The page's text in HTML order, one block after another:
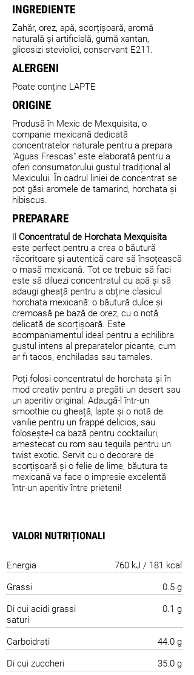
INGREDIENTE
Zahăr, orez, apă, scorțișoară, aromă
naturală și artificială, gumă xantan,
glicosizi steviolici, conservant E211.
ALERGENI
Poate conține LAPTE
ORIGINE
Produsă în Mexic de Mexquisita, o
companie mexicană dedicată
concentratelor naturale pentru a prepara
"Aguas Frescas" este elaborată pentru a
oferi consumatorului gustul tradițional al
Mexicului. În cadrul liniei de concentrat se
pot găsi aromele de tamarind, horchata și
hibiscus.
PREPARARE
Il Concentratul de Horchata Mexquisita
este perfect pentru a crea o băutură
răcoritoare și autentică care să însoțească
o masă mexicană. Tot ce trebuie să faci
este să diluezi concentratul cu apă și să
adaugi gheață pentru a obține clasicul
horchata mexicană: o băutură dulce și
cremoasă pe bază de orez, cu o notă
delicată de scorțișoară. Este
acompaniamentul ideal pentru a echilibra
gustul intens al preparatelor picante, cum
ar fi tacos, enchiladas sau tamales.
Poți folosi concentratul de horchata și în
mod creativ pentru a pregăti un desert sau
un aperitiv original. Adaugă-l într-un
smoothie cu gheață, lapte și o notă de
vanilie pentru un frappé delicios, sau
folosește-l ca bază pentru cocktailuri,
amestecat cu rom sau tequila pentru un
twist exotic. Servit cu o decorare de
scorțișoară și o felie de lime, băutura ta
mexicană va face o impresie excelentă
într-un aperitiv între prieteni!
VALORI NUTRIȚIONALI
Energia
760 kJ / 181 kcal
Grassi
0.5 g
Di cui acidi grassi
saturi
0.1 g
Carboidrati
44.0 g
Di cui zuccheri
35.0 g